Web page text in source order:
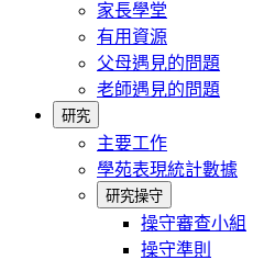
家長學堂
有用資源
父母遇見的問題
老師遇見的問題
研究
主要工作
學苑表現統計數據
研究操守
操守審查小組
操守準則